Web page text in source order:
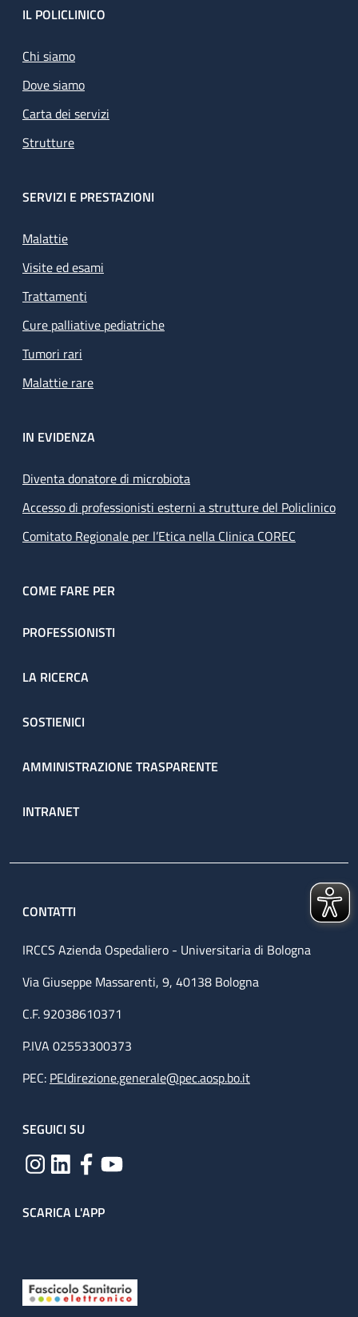
Footer
IL POLICLINICO
Chi siamo
Dove siamo
Carta dei servizi
Strutture
SERVIZI E PRESTAZIONI
Malattie
Visite ed esami
Trattamenti
Cure palliative pediatriche
Tumori rari
Malattie rare
IN EVIDENZA
Diventa donatore di microbiota
Accesso di professionisti esterni a strutture del Policlinico
Comitato Regionale per l’Etica nella Clinica COREC
COME FARE PER
PROFESSIONISTI
LA RICERCA
SOSTIENICI
AMMINISTRAZIONE TRASPARENTE
INTRANET
CONTATTI
IRCCS Azienda Ospedaliero - Universitaria di Bologna
Via Giuseppe Massarenti, 9, 40138 Bologna
C.F. 92038610371
P.IVA 02553300373
PEC: PEIdirezione.generale@pec.aosp.bo.it
SEGUICI SU
SCARICA L'APP